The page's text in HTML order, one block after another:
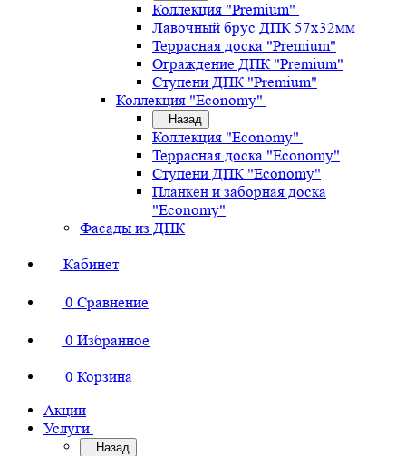
Коллекция "Premium"
Лавочный брус ДПК 57х32мм
Террасная доска "Premium"
Ограждение ДПК "Premium"
Ступени ДПК "Premium"
Коллекция "Economy"
Назад
Коллекция "Economy"
Террасная доска "Economy"
Ступени ДПК "Economy"
Планкен и заборная доска
"Economy"
Фасады из ДПК
Кабинет
0 Сравнение
0 Избранное
0 Корзина
Акции
Услуги
Назад